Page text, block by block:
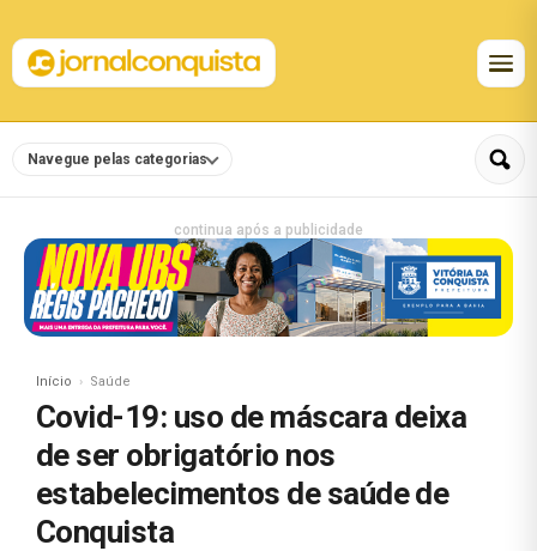
Navegue pelas categorias
continua após a publicidade
Início Saúde
Covid-19: uso de máscara deixa
de ser obrigatório nos
estabelecimentos de saúde de
Conquista